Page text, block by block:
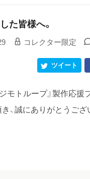
た皆様へ。
コレクター限定
ツイート
モトループ』製作応援
、誠にありがとうござ